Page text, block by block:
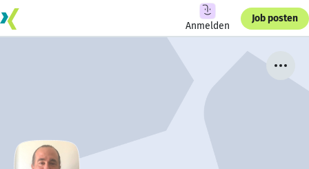
Anmelden
Job posten